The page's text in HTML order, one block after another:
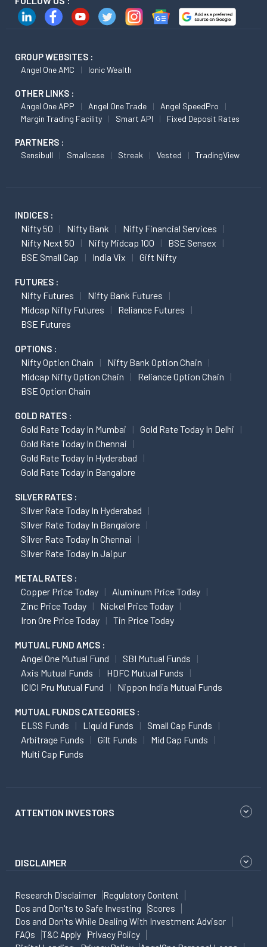
GROUP WEBSITES :
Angel One AMC Ionic Wealth
OTHER LINKS :
Angel One APP Angel One Trade
Angel SpeedPro
Margin Trading Facility
Smart API Fixed Deposit Rates
PARTNERS :
Sensibull Smallcase Streak Vested TradingView
INDICES :
Nifty 50 Nifty Bank
Nifty Financial Services
Nifty Next 50
Nifty Midcap 100
BSE Sensex
BSE Small Cap
India Vix Gift Nifty
FUTURES :
Nifty Futures
Nifty Bank Futures
Midcap Nifty Futures
Reliance Futures
BSE Futures
OPTIONS :
Nifty Option Chain
Nifty Bank Option Chain
Midcap Nifty Option Chain
Reliance Option Chain
BSE Option Chain
GOLD RATES :
Gold Rate Today In Mumbai
Gold Rate Today In Delhi
Gold Rate Today In Chennai
Gold Rate Today In Hyderabad
Gold Rate Today In Bangalore
SILVER RATES :
Silver Rate Today In Hyderabad
Silver Rate Today In Bangalore
Silver Rate Today In Chennai
Silver Rate Today In Jaipur
METAL RATES :
Copper Price Today
Aluminum Price Today
Zinc Price Today
Nickel Price Today
Iron Ore Price Today
Tin Price Today
MUTUAL FUND AMCS :
Angel One Mutual Fund
SBI Mutual Funds
Axis Mutual Funds
HDFC Mutual Funds
ICICI Pru Mutual Fund
Nippon India Mutual Funds
MUTUAL FUNDS CATEGORIES :
ELSS Funds Liquid Funds
Small Cap Funds
Arbitrage Funds
Gilt Funds
Mid Cap Funds
Multi Cap Funds
ATTENTION INVESTORS
DISCLAIMER
Research Disclaimer
Regulatory Content
Dos and Don'ts to Safe Investing
Scores
Dos and Don'ts While Dealing With Investment Advisor
FAQs
T&C Apply
Privacy Policy